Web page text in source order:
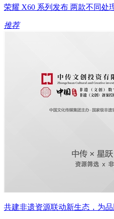
荣耀 X60 系列发布 两款不同处
推荐
共建非遗资源联动新生态，为